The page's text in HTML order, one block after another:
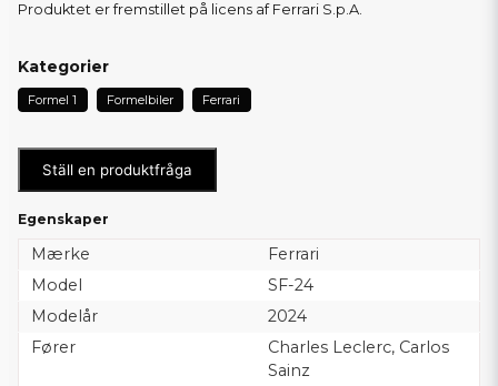
Produktet er fremstillet på licens af Ferrari S.p.A.
Kategorier
Formel 1 Formelbiler Ferrari
Ställ en produktfråga
Egenskaper
Mærke
Ferrari
Model
SF-24
Modelår
2024
Fører
Charles Leclerc, Carlos
Sainz